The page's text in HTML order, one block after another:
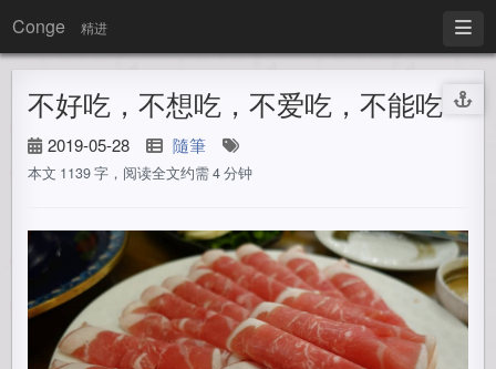
Conge 精进
不好吃，不想吃，不爱吃，不能吃
2019-05-28 隨筆
本文 1139 字，阅读全文约需 4 分钟